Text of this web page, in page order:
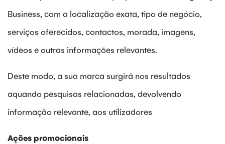
Business, com a localização exata, tipo de negócio,
serviços oferecidos, contactos, morada, imagens,
vídeos e outras informações relevantes.
Deste modo, a sua marca surgirá nos resultados
aquando pesquisas relacionadas, devolvendo
informação relevante, aos utilizadores
Ações promocionais